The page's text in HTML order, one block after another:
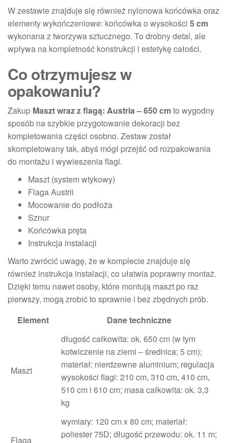
W zestawie znajduje się również nylonowa końcówka oraz
elementy wykończeniowe: końcówka o wysokości 5 cm
wykonana z tworzywa sztucznego. To drobny detal, ale
wpływa na kompletność konstrukcji i estetykę całości.
Co otrzymujesz w
opakowaniu?
Zakup Maszt wraz z flagą: Austria – 650 cmto wygodny
sposób na szybkie przygotowanie dekoracji bez
kompletowania części osobno. Zestaw został
skompletowany tak, abyś mógł przejść od rozpakowania
do montażu i wywieszenia flagi.
Maszt (system wtykowy)
Flaga Austrii
Mocowanie do podłoża
Sznur
Końcówka pręta
Instrukcja instalacji
Warto zwrócić uwagę, że w komplecie znajduje się
również instrukcja instalacji, co ułatwia poprawny montaż.
Dzięki temu nawet osoby, które montują maszt po raz
pierwszy, mogą zrobić to sprawnie i bez zbędnych prób.
Element
Dane techniczne
Maszt
długość całkowita: ok. 650 cm (w tym
kotwiczenie na ziemi – średnica: 5 cm);
materiał: nierdzewne aluminium; regulacja
wysokości flagi: 210 cm, 310 cm, 410 cm,
510 cm i 610 cm; masa całkowita: ok. 3,3
kg
Flaga
wymiary: 120 cm x 80 cm; materiał:
poliester 75D; długość przewodu: ok. 11 m;